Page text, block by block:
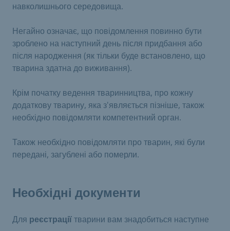
навколишнього середовища.
Негайно означає, що повідомлення повинно бути
зроблено на наступний день після придбання або
після народження (як тільки буде встановлено, що
тварина здатна до виживання).
Крім початку ведення тваринництва, про кожну
додаткову тварину, яка з'являється пізніше, також
необхідно повідомляти компетентний орган.
Також необхідно повідомляти про тварин, які були
передані, загублені або померли.
Необхідні документи
Для реєстраціїтварини вам знадобиться наступне